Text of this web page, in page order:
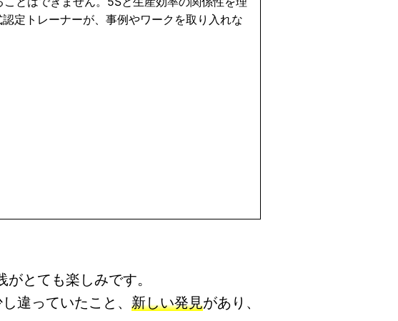
定トレーナーが、事例やワークを取り入れな
とても楽しみです。
違っていたこと、 新しい発見があり、